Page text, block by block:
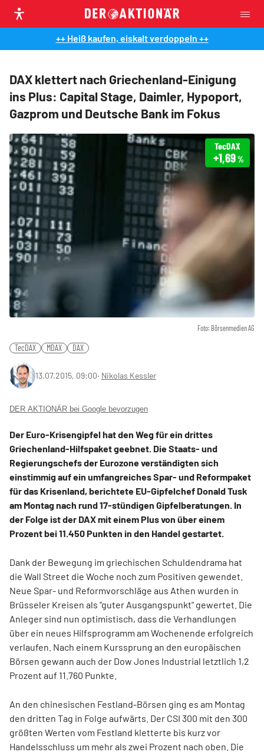
++ Heiß kaufen, eiskalt verdoppeln ++
DAX klettert nach Griechenland-Einigung
ins Plus: Capital Stage, Daimler, Hypoport,
Gazprom und Deutsche Bank im Fokus
Foto: Börsenmedien AG
TecDAX
+1,69%
TecDAX MDAX DAX
13.07.2015, 09:00‧ Nikolas Kessler
DER AKTIONÄR bei Google bevorzugen
Der Euro-Krisengipfel hat den Weg für ein drittes
Griechenland-Hilfspaket geebnet. Die Staats- und
Regierungschefs der Eurozone verständigten sich
einstimmig auf ein umfangreiches Spar- und Reformpaket
für das Krisenland, berichtete EU-Gipfelchef Donald Tusk
am Montag nach rund 17-stündigen Gipfelberatungen. In
der Folge ist der DAX mit einem Plus von über einem
Prozent bei 11.450 Punkten in den Handel gestartet.
Dank der Bewegung im griechischen Schuldendrama hat
die Wall Street die Woche noch zum Positiven gewendet.
Neue Spar- und Reformvorschläge aus Athen wurden in
Brüsseler Kreisen als "guter Ausgangspunkt" gewertet. Die
Anleger sind nun optimistisch, dass die Verhandlungen
über ein neues Hilfsprogramm am Wochenende erfolgreich
verlaufen. Nach einem Kurssprung an den europäischen
Börsen gewann auch der Dow Jones Industrial letztlich 1,2
Prozent auf 11.760 Punkte.
An den chinesischen Festland-Börsen ging es am Montag
den dritten Tag in Folge aufwärts. Der CSI 300 mit den 300
größten Werten vom Festland kletterte bis kurz vor
Handelsschluss um mehr als zwei Prozent nach oben. Die